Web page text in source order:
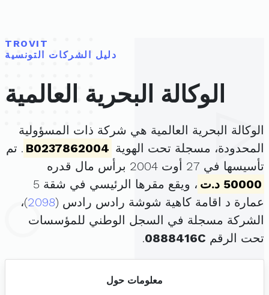
TROVIT
دليل الشركات التونسية
الوكالة البحرية العالمية
الوكالة البحرية العالمية هي شركة ذات المسؤولية
المحدودة، مسجلة تحت الهوية B0237862004 . تم
تأسيسها في 27 أوت 2004 برأس مال قدره
50000 د.ت
، ويقع مقرها الرئيسي في شقة 5
عمارة د اقامة كاهية شوشة رادس رادس (2098)،
الشركة مسجلة في السجل الوطني للمؤسسات
تحت الرقم 0888416C
.
معلومات حول